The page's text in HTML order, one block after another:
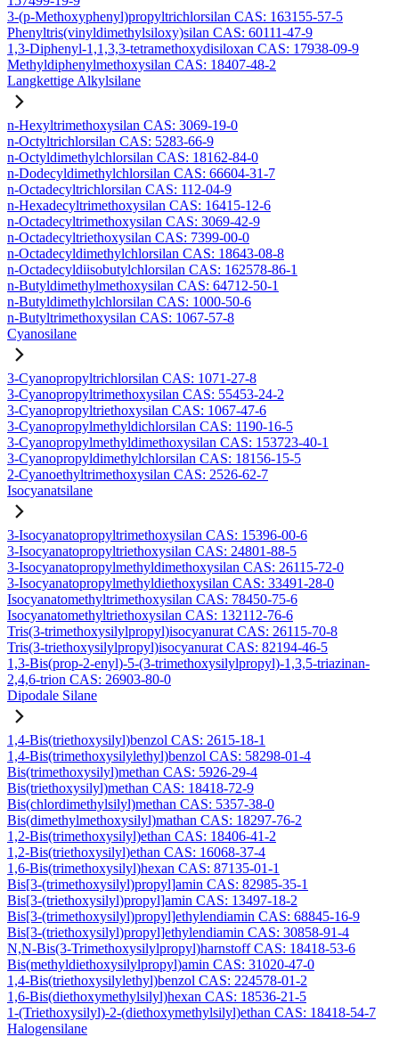
3-(p-Methoxyphenyl)propyltrichlorsilan CAS: 163155-57-5
Phenyltris(vinyldimethylsiloxy)silan CAS: 60111-47-9
1,3-Diphenyl-1,1,3,3-tetramethoxydisiloxan CAS: 17938-09-9
Methyldiphenylmethoxysilan CAS: 18407-48-2
Langkettige Alkylsilane
n-Hexyltrimethoxysilan CAS: 3069-19-0
n-Octyltrichlorsilan CAS: 5283-66-9
n-Octyldimethylchlorsilan CAS: 18162-84-0
n-Dodecyldimethylchlorsilan CAS: 66604-31-7
n-Octadecyltrichlorsilan CAS: 112-04-9
n-Hexadecyltrimethoxysilan CAS: 16415-12-6
n-Octadecyltrimethoxysilan CAS: 3069-42-9
n-Octadecyltriethoxysilan CAS: 7399-00-0
n-Octadecyldimethylchlorsilan CAS: 18643-08-8
n-Octadecyldiisobutylchlorsilan CAS: 162578-86-1
n-Butyldimethylmethoxysilan CAS: 64712-50-1
n-Butyldimethylchlorsilan CAS: 1000-50-6
n-Butyltrimethoxysilan CAS: 1067-57-8
Cyanosilane
3-Cyanopropyltrichlorsilan CAS: 1071-27-8
3-Cyanopropyltrimethoxysilan CAS: 55453-24-2
3-Cyanopropyltriethoxysilan CAS: 1067-47-6
3-Cyanopropylmethyldichlorsilan CAS: 1190-16-5
3-Cyanopropylmethyldimethoxysilan CAS: 153723-40-1
3-Cyanopropyldimethylchlorsilan CAS: 18156-15-5
2-Cyanoethyltrimethoxysilan CAS: 2526-62-7
Isocyanatsilane
3-Isocyanatopropyltrimethoxysilan CAS: 15396-00-6
3-Isocyanatopropyltriethoxysilan CAS: 24801-88-5
3-Isocyanatopropylmethyldimethoxysilan CAS: 26115-72-0
3-Isocyanatopropylmethyldiethoxysilan CAS: 33491-28-0
Isocyanatomethyltrimethoxysilan CAS: 78450-75-6
Isocyanatomethyltriethoxysilan CAS: 132112-76-6
Tris(3-trimethoxysilylpropyl)isocyanurat CAS: 26115-70-8
Tris(3-triethoxysilylpropyl)isocyanurat CAS: 82194-46-5
1,3-Bis(prop-2-enyl)-5-(3-trimethoxysilylpropyl)-1,3,5-triazinan-
2,4,6-trion CAS: 26903-80-0
Dipodale Silane
1,4-Bis(triethoxysilyl)benzol CAS: 2615-18-1
1,4-Bis(trimethoxysilylethyl)benzol CAS: 58298-01-4
Bis(trimethoxysilyl)methan CAS: 5926-29-4
Bis(triethoxysilyl)methan CAS: 18418-72-9
Bis(chlordimethylsilyl)methan CAS: 5357-38-0
Bis(dimethylmethoxysilyl)mathan CAS: 18297-76-2
1,2-Bis(trimethoxysilyl)ethan CAS: 18406-41-2
1,2-Bis(triethoxysilyl)ethan CAS: 16068-37-4
1,6-Bis(trimethoxysilyl)hexan CAS: 87135-01-1
Bis[3-(trimethoxysilyl)propyl]amin CAS: 82985-35-1
Bis[3-(triethoxysilyl)propyl]amin CAS: 13497-18-2
Bis[3-(trimethoxysilyl)propyl]ethylendiamin CAS: 68845-16-9
Bis[3-(triethoxysilyl)propyl]ethylendiamin CAS: 30858-91-4
N,N-Bis(3-Trimethoxysilylpropyl)harnstoff CAS: 18418-53-6
Bis(methyldiethoxysilylpropyl)amin CAS: 31020-47-0
1,4-Bis(triethoxysilylethyl)benzol CAS: 224578-01-2
1,6-Bis(diethoxymethylsilyl)hexan CAS: 18536-21-5
1-(Triethoxysilyl)-2-(diethoxymethylsilyl)ethan CAS: 18418-54-7
Halogensilane